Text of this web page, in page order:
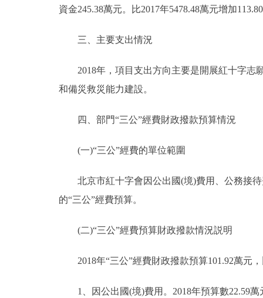
資金245.38萬元。比2017年5478.48萬元增加
三、主要支出情況
2018年，項目支出方向主要是開展紅十字志
和備災救災能力建設。
四、部門“三公”經費財政撥款預算情況
(一)“三公”經費的單位範圍
北京市紅十字會因公出國(境)費用、公務接待
的“三公”經費預算。
(二)“三公”經費預算財政撥款情況説明
2018年“三公”經費財政撥款預算101.92萬元，
1、因公出國(境)費用。2018年預算數22.59萬